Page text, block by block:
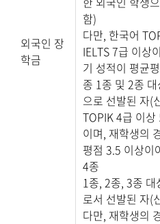
외국인 장
학금
함)
다만, 한국어
IELTS 7급 이상
기 성적이 평균
종 1종 및 2종
으로 선발된 자(
TOPIK 4급 이상
이며, 재학생의
평점 3.5 이상이
4종
1종, 2종, 3종 대
로서 선발된 자(
다만, 재학생의